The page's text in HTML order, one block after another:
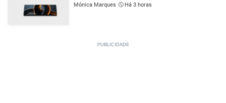
Mónica Marques Há 3 horas